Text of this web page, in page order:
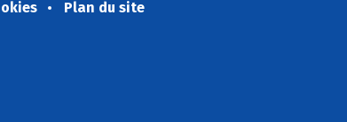
Plan du site